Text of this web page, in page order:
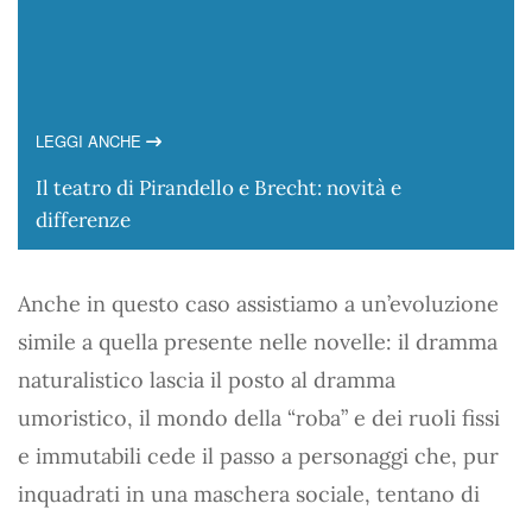
LEGGI ANCHE
Il teatro di Pirandello e Brecht: novità e
differenze
Anche in questo caso assistiamo a un’evoluzione
simile a quella presente nelle novelle: il dramma
naturalistico lascia il posto al dramma
umoristico, il mondo della “roba” e dei ruoli fissi
e immutabili cede il passo a personaggi che, pur
inquadrati in una maschera sociale, tentano di